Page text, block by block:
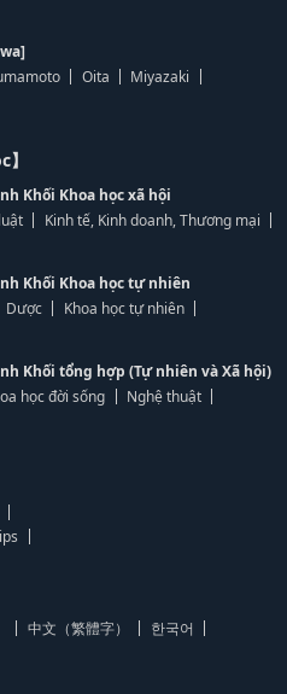
Oita
Miyazaki
Khối Khoa học xã hội
Kinh tế, Kinh doanh, Thương mại
Khối Khoa học tự nhiên
Dược
Khoa học tự nhiên
Khối tổng hợp (Tự nhiên và Xã hội)
học đời sống
Nghệ thuật
中文（繁體字）
한국어